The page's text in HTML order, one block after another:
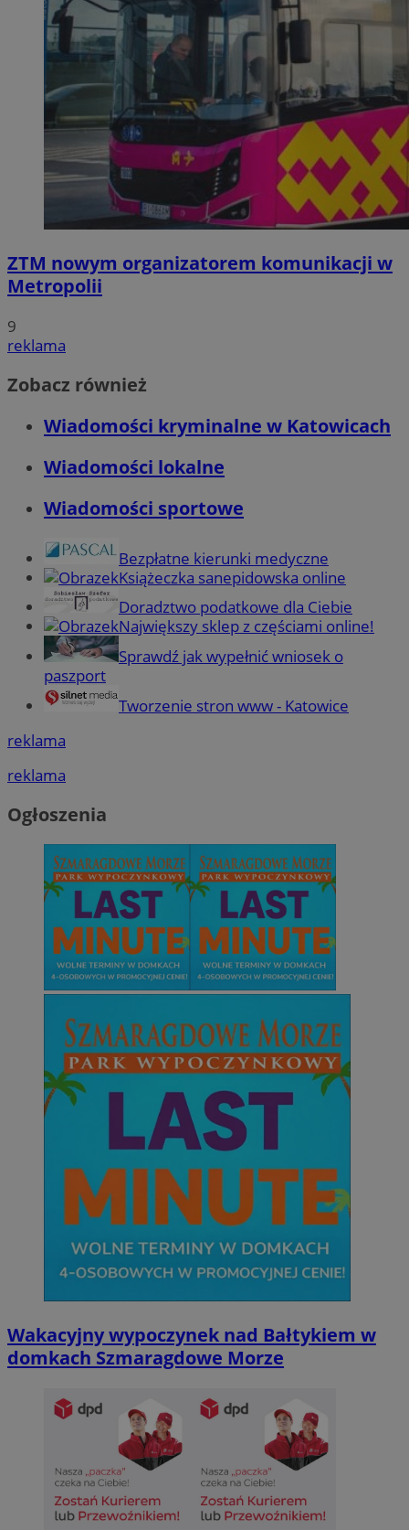
ZTM nowym organizatorem komunikacji w
Metropolii
9
reklama
Zobacz również
Wiadomości kryminalne w Katowicach
Wiadomości lokalne
Wiadomości sportowe
Bezpłatne kierunki medyczne
Książeczka sanepidowska online
Doradztwo podatkowe dla Ciebie
Największy sklep z częściami online!
Sprawdź jak wypełnić wniosek o
paszport
Tworzenie stron www - Katowice
reklama
reklama
Ogłoszenia
Wakacyjny wypoczynek nad Bałtykiem w
domkach Szmaragdowe Morze